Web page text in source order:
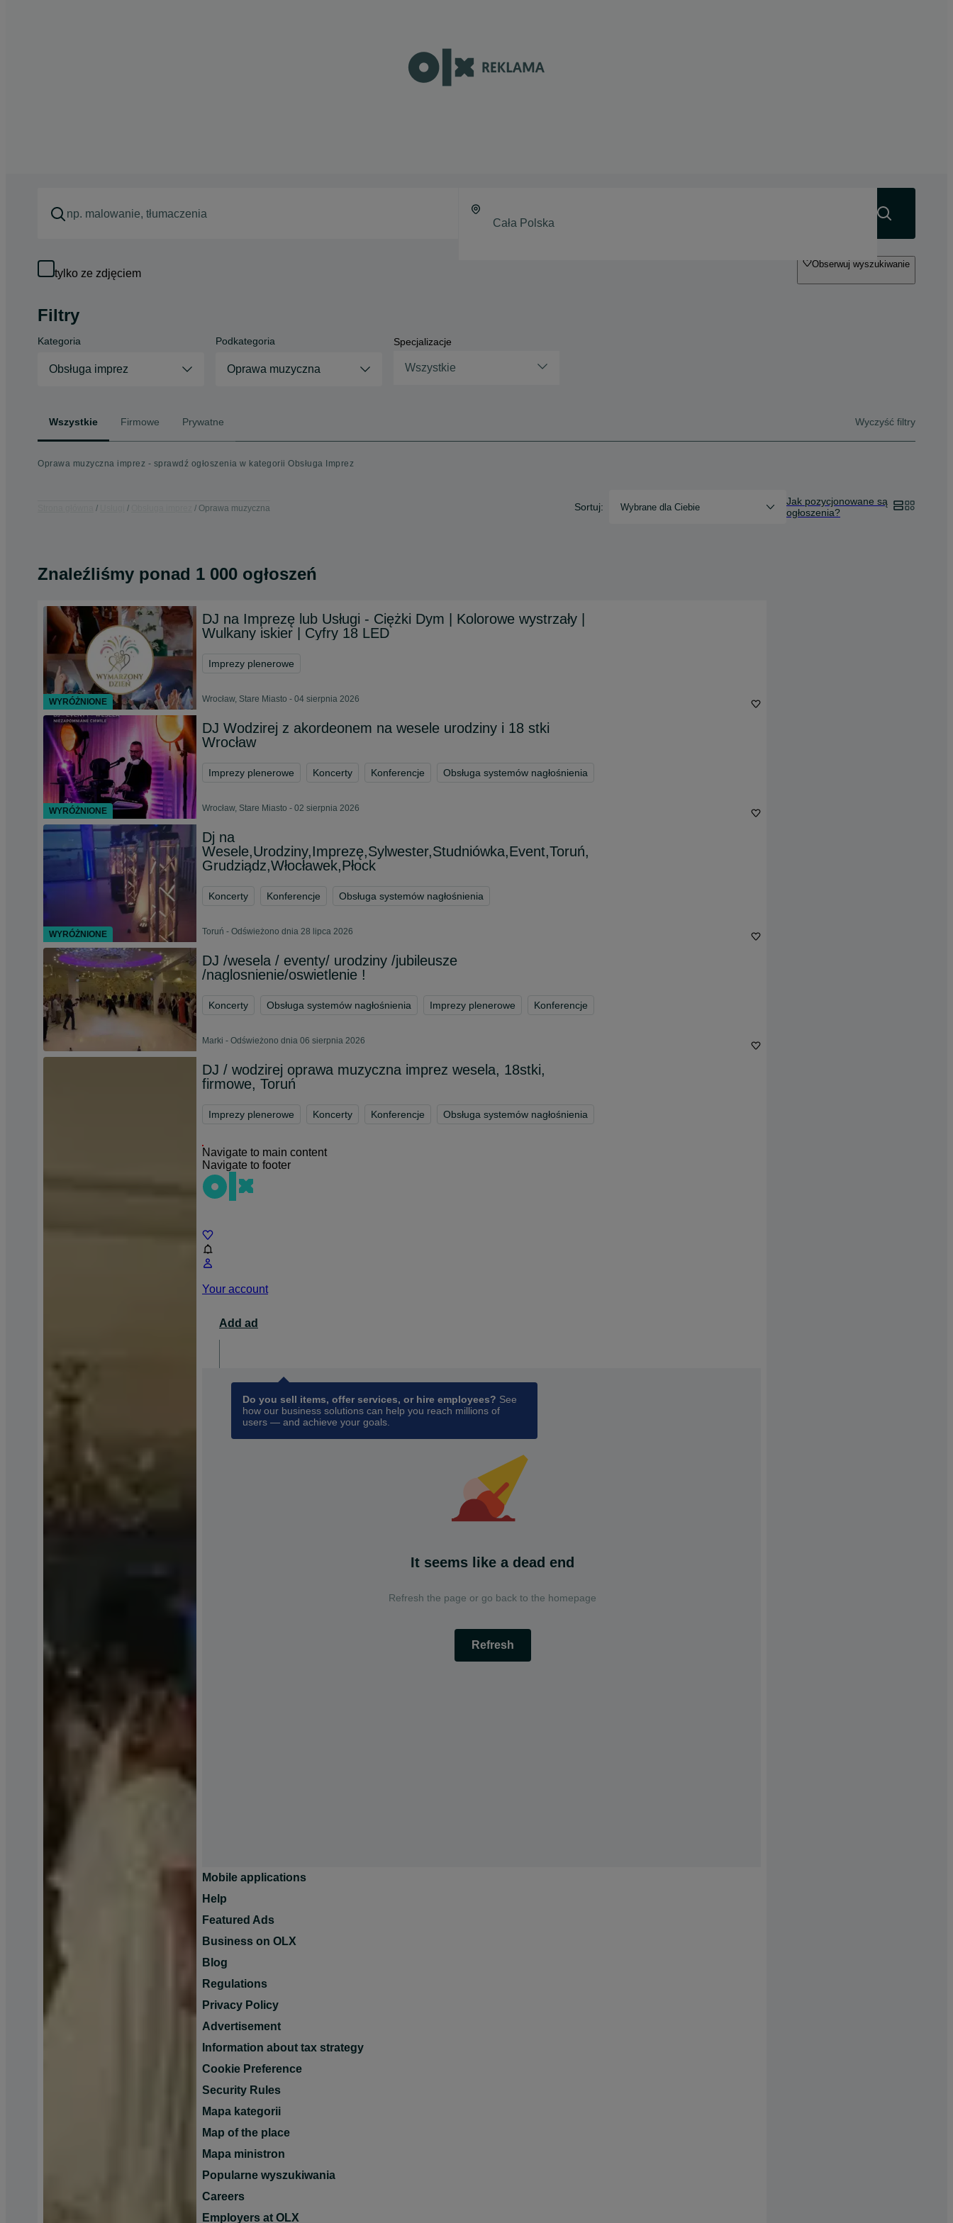
tylko ze zdjęciem
Obserwuj wyszukiwanie
Filtry
Kategoria
Obsługa imprez
Podkategoria
Oprawa muzyczna
Specjalizacje
Wszystkie
Wszystkie Firmowe Prywatne Wyczyść filtry
Oprawa muzyczna imprez - sprawdź ogłoszenia w kategorii Obsługa Imprez
Oprawa muzyczna Sortuj: Wybrane dla Ciebie
Jak pozycjonowane są
ogłoszenia?
Znaleźliśmy ponad 1 000 ogłoszeń
DJ na Imprezę lub Usługi - Ciężki Dym | Kolorowe wystrzały |
Wulkany iskier | Cyfry 18 LED
Imprezy plenerowe
Wrocław, Stare Miasto - 04 sierpnia 2026
DJ Wodzirej z akordeonem na wesele urodziny i 18 stki
Wrocław
Imprezy plenerowe Koncerty Konferencje Obsługa systemów nagłośnienia
Wrocław, Stare Miasto - 02 sierpnia 2026
Dj na
Wesele,Urodziny,Imprezę,Sylwester,Studniówka,Event,Toruń,
Grudziądz,Włocławek,Płock
Koncerty Konferencje Obsługa systemów nagłośnienia
Toruń - Odświeżono dnia 28 lipca 2026
DJ /wesela / eventy/ urodziny /jubileusze
/naglosnienie/oswietlenie !
Koncerty Obsługa systemów nagłośnienia Imprezy plenerowe Konferencje
Marki - Odświeżono dnia 06 sierpnia 2026
DJ / wodzirej oprawa muzyczna imprez wesela, 18stki,
firmowe, Toruń
Imprezy plenerowe Koncerty Konferencje Obsługa systemów nagłośnienia
Navigate to main content
Navigate to footer
Your account
Add ad
Do you sell items, offer services, or hire employees? See
how our business solutions can help you reach millions of
users — and achieve your goals.
It seems like a dead end
Refresh the page or go back to the homepage
Refresh
Mobile applications
Help
Featured Ads
Business on OLX
Blog
Regulations
Privacy Policy
Advertisement
Information about tax strategy
Cookie Preference
Security Rules
Mapa kategorii
Map of the place
Mapa ministron
Popularne wyszukiwania
Careers
Employers at OLX
WYRÓŻNIONE
WYRÓŻNIONE
WYRÓŻNIONE